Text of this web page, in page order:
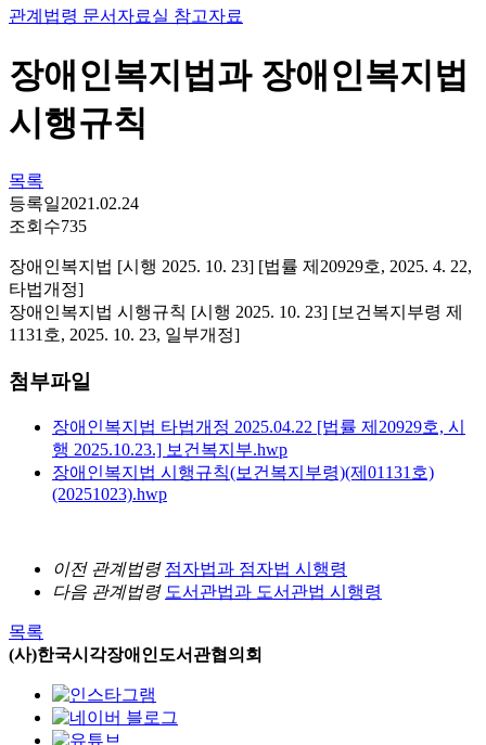
관계법령 문서자료실 참고자료
장애인복지법과 장애인복지법
시행규칙
목록
등록일2021.02.24
조회수735
장애인복지법 [시행 2025. 10. 23] [법률 제20929호, 2025. 4. 22,
타법개정]
장애인복지법 시행규칙 [시행 2025. 10. 23] [보건복지부령 제
1131호, 2025. 10. 23, 일부개정]
첨부파일
장애인복지법 타법개정 2025.04.22 [법률 제20929호, 시
행 2025.10.23.] 보건복지부.hwp
장애인복지법 시행규칙(보건복지부령)(제01131호)
(20251023).hwp
이전 관계법령 점자법과 점자법 시행령
다음 관계법령 도서관법과 도서관법 시행령
목록
(사)한국시각장애인도서관협의회